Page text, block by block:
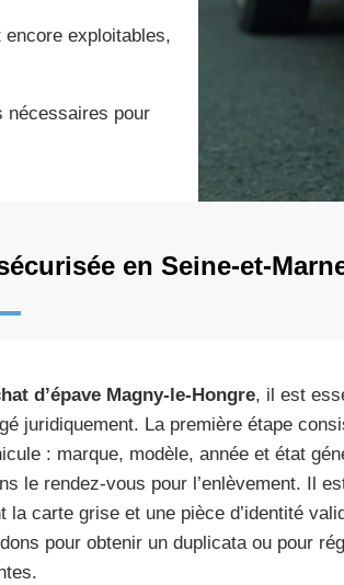
exploitables,
nécessaires pour
en Seine-et-
d’épave Magny-le-Hongre, il est
juridiquement. La première étape
: marque, modèle, année et état
le rendez-vous pour l’enlèvement. Il
la carte grise et une pièce d’identité
pour obtenir un duplicata ou pour